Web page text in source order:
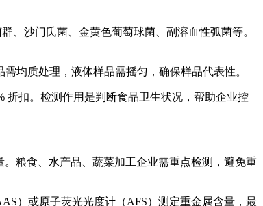
、沙门氏菌、金黄色葡萄球菌、副溶血性弧菌等。
均质处理，液体样品需摇匀，确保样品代表性。
折扣。检测作用是判断食品卫生状况，帮助企业控
粮食、水产品、蔬菜加工企业需重点检测，避免重
）或原子荧光光度计（AFS）测定重金属含量，最